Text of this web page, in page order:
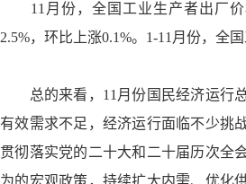
11 月份，全国工业生产者出厂
2.5%，环比上涨0.1%。 1-11 月份，全
总的来看， 11 月份国民经济运行
有效需求不足，经济运行面临不少挑
贯彻落实党的二十大和二十届历次全
为的宏观政策，持续扩大内需、优化